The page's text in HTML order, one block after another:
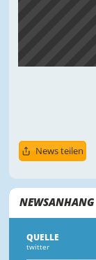
News teilen
NEWSANHANG
QUELLE
twitter